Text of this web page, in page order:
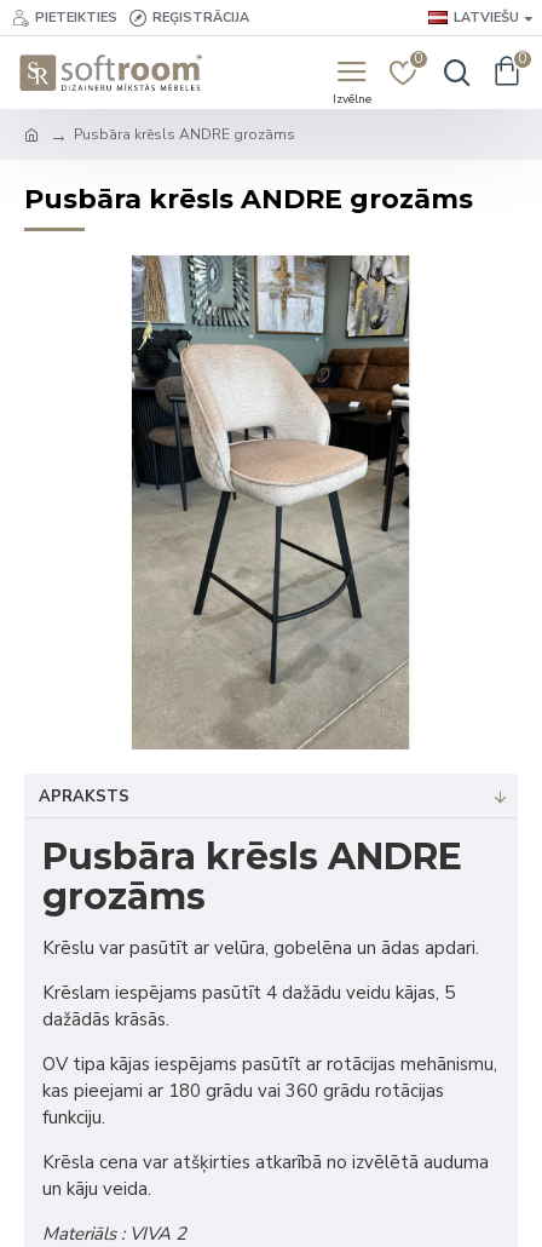
PIETEIKTIES REĢISTRĀCIJA LATVIEŠU
0 0
Pusbāra krēsls ANDRE grozāms
Pusbāra krēsls ANDRE grozāms
APRAKSTS
Pusbāra krēsls ANDRE
grozāms
Krēslu var pasūtīt ar velūra, gobelēna un ādas apdari.
Krēslam iespējams pasūtīt 4 dažādu veidu kājas, 5
dažādās krāsās.
OV tipa kājas iespējams pasūtīt ar rotācijas mehānismu,
kas pieejami ar 180 grādu vai 360 grādu rotācijas
funkciju.
Krēsla cena var atšķirties atkarībā no izvēlētā auduma
un kāju veida.
Materiāls : VIVA 2